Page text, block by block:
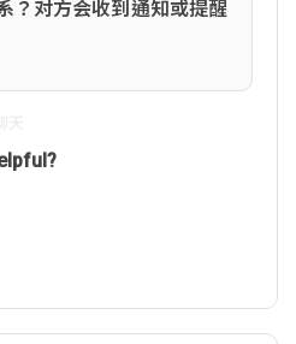
？对方会收到通知或提醒